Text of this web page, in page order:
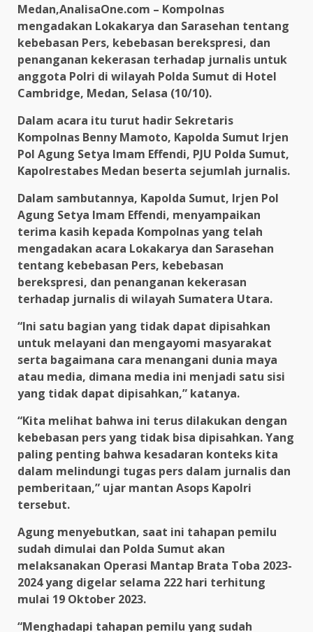
Medan,AnalisaOne.com – Kompolnas
mengadakan Lokakarya dan Sarasehan tentang
kebebasan Pers, kebebasan berekspresi, dan
penanganan kekerasan terhadap jurnalis untuk
anggota Polri di wilayah Polda Sumut di Hotel
Cambridge, Medan, Selasa (10/10).
Dalam acara itu turut hadir Sekretaris
Kompolnas Benny Mamoto, Kapolda Sumut Irjen
Pol Agung Setya Imam Effendi, PJU Polda Sumut,
Kapolrestabes Medan beserta sejumlah jurnalis.
Dalam sambutannya, Kapolda Sumut, Irjen Pol
Agung Setya Imam Effendi, menyampaikan
terima kasih kepada Kompolnas yang telah
mengadakan acara Lokakarya dan Sarasehan
tentang kebebasan Pers, kebebasan
berekspresi, dan penanganan kekerasan
terhadap jurnalis di wilayah Sumatera Utara.
“Ini satu bagian yang tidak dapat dipisahkan
untuk melayani dan mengayomi masyarakat
serta bagaimana cara menangani dunia maya
atau media, dimana media ini menjadi satu sisi
yang tidak dapat dipisahkan,” katanya.
“Kita melihat bahwa ini terus dilakukan dengan
kebebasan pers yang tidak bisa dipisahkan. Yang
paling penting bahwa kesadaran konteks kita
dalam melindungi tugas pers dalam jurnalis dan
pemberitaan,” ujar mantan Asops Kapolri
tersebut.
Agung menyebutkan, saat ini tahapan pemilu
sudah dimulai dan Polda Sumut akan
melaksanakan Operasi Mantap Brata Toba 2023-
2024 yang digelar selama 222 hari terhitung
mulai 19 Oktober 2023.
“Menghadapi tahapan pemilu yang sudah